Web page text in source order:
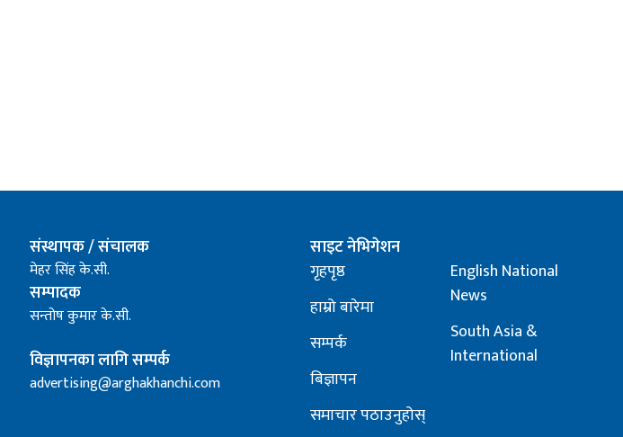
संस्थापक / संचालक
मेहर सिंह के.सी.
सम्पादक
सन्तोष कुमार के.सी.
विज्ञापनका लागि सम्पर्क
advertising@arghakhanchi.com
साइट नेभिगेशन
गृहपृष्ठ
हाम्रो बारेमा
सम्पर्क
बिज्ञापन
समाचार पठाउनुहोस्
English National
News
South Asia &
International